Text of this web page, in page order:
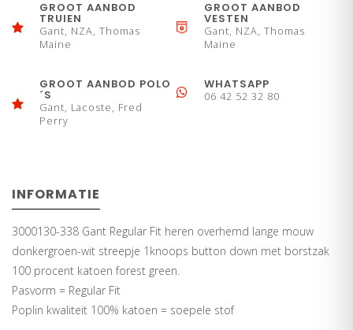
GROOT AANBOD
TRUIEN
Gant, NZA, Thomas
Maine
GROOT AANBOD
VESTEN
Gant, NZA, Thomas
Maine
GROOT AANBOD POLO
´S
Gant, Lacoste, Fred
Perry
WHATSAPP
06 42 52 32 80
INFORMATIE
3000130-338 Gant Regular Fit heren overhemd lange mouw
donkergroen-wit streepje 1knoops button down met borstzak
100 procent katoen forest green.
Pasvorm = Regular Fit
Poplin kwaliteit 100% katoen = soepele stof